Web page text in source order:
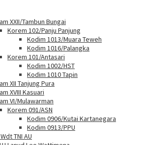
XXII/Tambun Bungai
Korem 102/Panju Panjung
Kodim 1013/Muara Teweh
Kodim 1016/Palangka
Korem 101/Antasari
Kodim 1002/HST
Kodim 1010 Tapin
XII Tanjung Pura
XVIII Kasuari
VI/Mulawarman
Korem 091/ASN
Kodim 0906/Kutai Kartanegara
Kodim 0913/PPU
TNI AU